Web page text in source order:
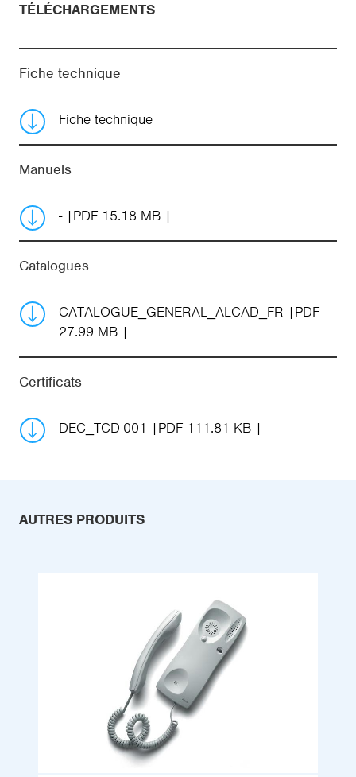
TÉLÉCHARGEMENTS
Fiche technique
Fiche technique
Manuels
- PDF 15.18 MB
Catalogues
CATALOGUE_GENERAL_ALCAD_FR
PDF
27.99 MB
Certificats
DEC_TCD-001 PDF 111.81 KB
AUTRES PRODUITS